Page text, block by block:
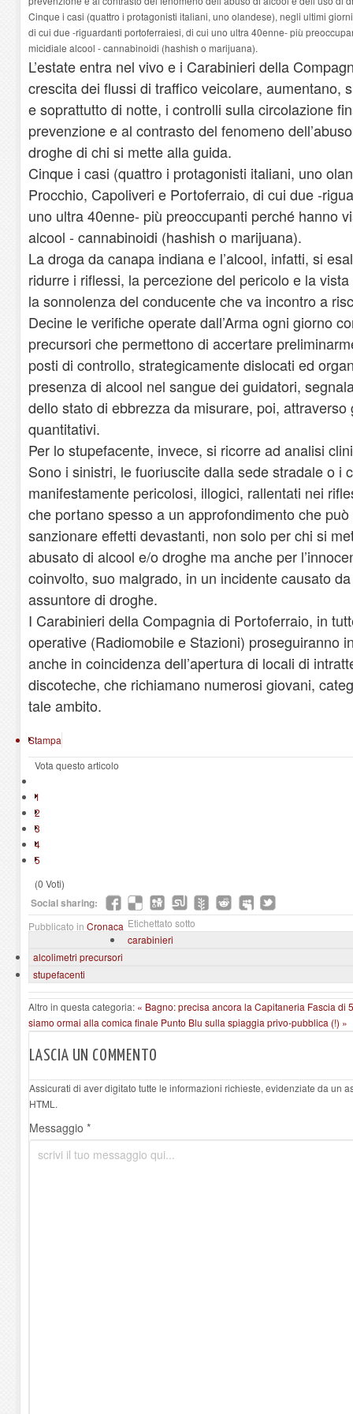
Cinque i casi (quattro i protagonisti italiani, uno olandese), negli ultimi
di cui due -riguardanti portoferraiesi, di cui uno ultra 40enne- più
micidiale alcool - cannabinoidi (hashish o marijuana).
L’estate entra nel vivo e i Carabinieri della
crescita dei flussi di traffico veicolare, aumentano,
e soprattutto di notte, i controlli sulla circolazione
prevenzione e al contrasto del fenomeno
droghe di chi si mette alla guida.
Cinque i casi (quattro i protagonisti italiani, uno
Procchio, Capoliveri e Portoferraio, di cui due -
uno ultra 40enne- più preoccupanti perché hanno
alcool - cannabinoidi (hashish o marijuana).
La droga da canapa indiana e l’alcool, infatti, si
ridurre i riflessi, la percezione del pericolo e la
la sonnolenza del conducente che va incontro a
Decine le verifiche operate dall’Arma ogni giorno
precursori che permettono di accertare
posti di controllo, strategicamente dislocati ed
presenza di alcool nel sangue dei guidatori,
dello stato di ebbrezza da misurare, poi,
quantitativi.
Per lo stupefacente, invece, si ricorre ad analisi
Sono i sinistri, le fuoriuscite dalla sede stradale o i
manifestamente pericolosi, illogici, rallentati nei
che portano spesso a un approfondimento che
sanzionare effetti devastanti, non solo per chi si
abusato di alcool e/o droghe ma anche per
coinvolto, suo malgrado, in un incidente causato
assuntore di droghe.
I Carabinieri della Compagnia di Portoferraio, in
operative (Radiomobile e Stazioni) proseguiranno
anche in coincidenza dell’apertura di locali di
discoteche, che richiamano numerosi giovani,
tale ambito.
Stampa
Vota questo articolo
1
2
3
4
5
(0 Voti)
Social sharing:
Pubblicato in Cronaca Etichettato sotto
carabinieri
alcolimetri precursori
stupefacenti
Altro in questa categoria: « Bagno: precisa ancora la Capitaneria Fascia di
siamo ormai alla comica finale Punto Blu sulla spiaggia privo-pubblica (!) »
LASCIA UN COMMENTO
Assicurati di aver digitato tutte le informazioni richieste, evidenziate da un
HTML.
Messaggio *